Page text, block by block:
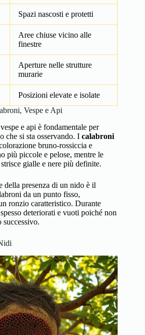
Spazi nascosti e protetti
Aree chiuse vicino alle
finestre
Aperture nelle strutture
murarie
Posizioni elevate e isolate
Vespe e Api
e api è fondamentale per
che si sta osservando. I calabroni
bruno-rossiccia e
più piccole e pelose, mentre le
gialle e nere più definite.
della presenza di un nido è il
da un punto fisso,
ronzio caratteristico. Durante
deteriorati e vuoti poiché non